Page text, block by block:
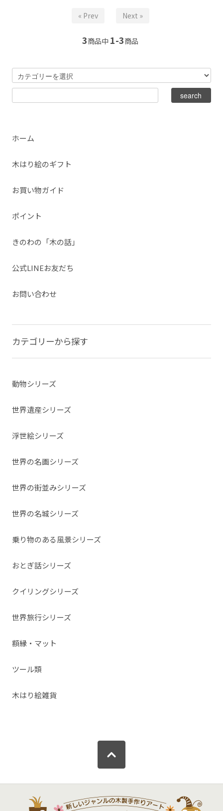
« Prev Next »
3商品中 1-3商品
ホーム
木はり絵のギフト
お買い物ガイド
ポイント
きのわの「木の話」
公式LINEお友だち
お問い合わせ
カテゴリーから探す
動物シリーズ
世界遺産シリーズ
浮世絵シリーズ
世界の名画シリーズ
世界の街並みシリーズ
世界の名城シリーズ
乗り物のある風景シリーズ
おとぎ話シリーズ
クイリングシリーズ
世界旅行シリーズ
額縁・マット
ツール類
木はり絵雑貨